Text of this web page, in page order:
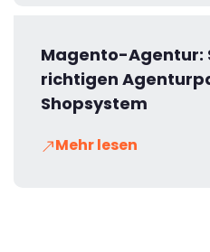
Magento-Agentur:
richtigen
Shopsystem
Mehr lesen